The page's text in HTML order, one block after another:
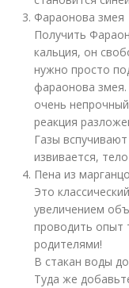
Фараонова змея
Получить
кальция, он
нужно просто
фараонова
очень
реакция
Газы
извивается,
Пена из
Это
увеличением
проводить опыт
родителями!
В стакан воды
Туда же